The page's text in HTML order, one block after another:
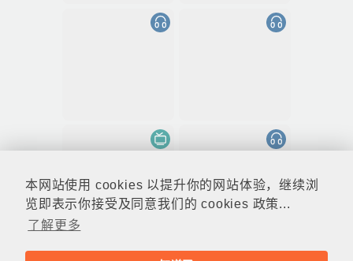
本网站使用 cookies 以提升你的网站体验，继续浏
览即表示你接受及同意我们的 cookies 政策...
了解更多